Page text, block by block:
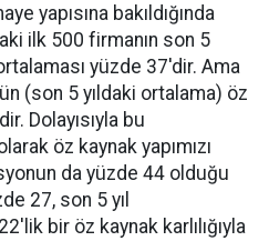
yapısına bakıldığında
ilk 500 firmanın son 5
yüzde 37'dir. Ama
(son 5 yıldaki ortalama) öz
Dolayısıyla bu
öz kaynak yapımızı
da yüzde 44 olduğu
27, son 5 yıl
bir öz kaynak karlılığıyla